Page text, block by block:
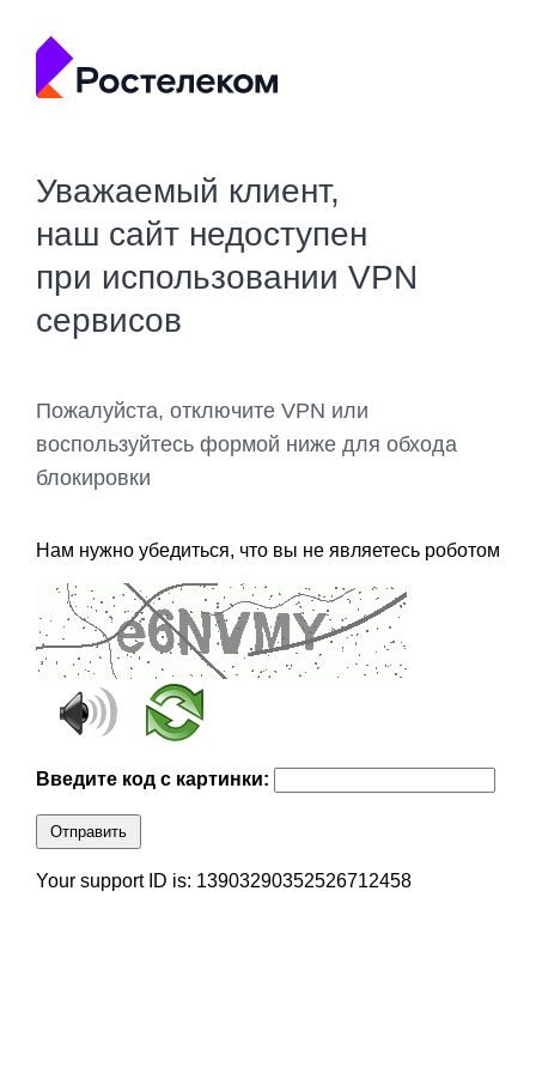
Уважаемый клиент,
наш сайт недоступен
при использовании VPN
сервисов
Пожалуйста, отключите VPN или
воспользуйтесь формой ниже для обхода
блокировки
Нам нужно убедиться, что вы не являетесь роботом
Введите код с картинки:
Отправить
Your support ID is: 13903290352526712458